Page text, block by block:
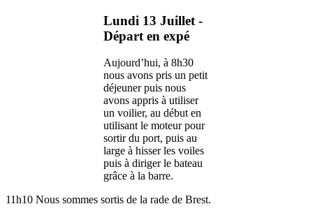
Lundi 13 Juillet -
Départ en expé
Aujourd’hui, à 8h30
nous avons pris un petit
déjeuner puis nous
avons appris à utiliser
un voilier, au début en
utilisant le moteur pour
sortir du port, puis au
large à hisser les voiles
puis à diriger le bateau
grâce à la barre.
11h10 Nous sommes sortis de la rade de Brest.